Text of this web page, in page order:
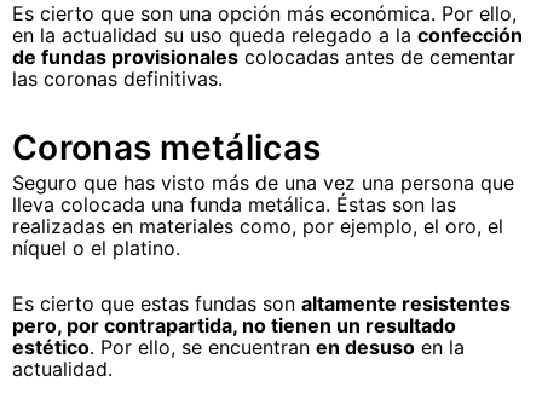
Es cierto que son una opción más económica. Por ello,
en la actualidad su uso queda relegado a la confección
de fundas provisionales colocadas antes de cementar
las coronas definitivas.
Coronas metálicas
Seguro que has visto más de una vez una persona que
lleva colocada una funda metálica. Éstas son las
realizadas en materiales como, por ejemplo, el oro, el
níquel o el platino.
Es cierto que estas fundas son altamente resistentes
pero, por contrapartida, no tienen un resultado
estético. Por ello, se encuentran en desuso en la
actualidad.